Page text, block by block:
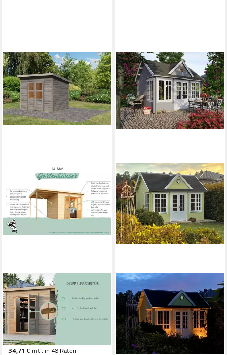
KARIBU
Gartenhaus »Merseburg 5«
vorvergraut, BxT: 242x214
cm, aus Fichtenholz, farbig
lasiert
1.195,49 €
34,71 € mtl. in 48 Raten
Gartenhaus Teehaus Windsor
28
3.219,00 €
93,46 €
mtl. in 48 Raten
lieferbar in 8 Wochen
+2